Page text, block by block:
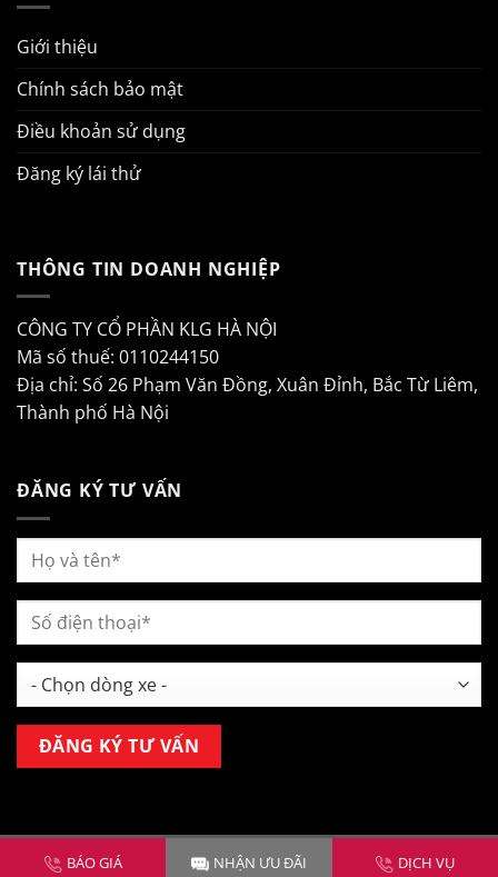
Giới thiệu
Chính sách bảo mật
Điều khoản sử dụng
Đăng ký lái thử
THÔNG TIN DOANH NGHIỆP
CÔNG TY CỔ PHẦN KLG HÀ NỘI
Mã số thuế: 0110244150
Địa chỉ: Số 26 Phạm Văn Đồng, Xuân Đỉnh, Bắc Từ Liêm,
Thành phố Hà Nội
ĐĂNG KÝ TƯ VẤN
Copyright 2026 © Mitsubishi Kim Liên Hà Nội
BÁO GIÁ NHẬN ƯU ĐÃI DỊCH VỤ